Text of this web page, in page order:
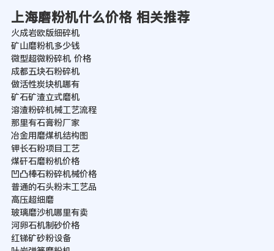
上海磨粉机什么价格 相关推荐
火成岩欧版细碎机
矿山磨粉机多少钱
微型超微粉碎机 价格
成都五块石粉碎机
做活性炭块机哪有
矿石矿渣立式磨机
溶渣粉碎机械工艺流程
那里有石膏粉厂家
冶金用磨煤机结构图
钾长石粉项目工艺
煤矸石磨粉机价格
凹凸棒石粉碎机械价格
普通的石头粉末工艺品
高压超细磨
玻璃磨沙机哪里有卖
河卵石机制砂价格
红锑矿砂粉设备